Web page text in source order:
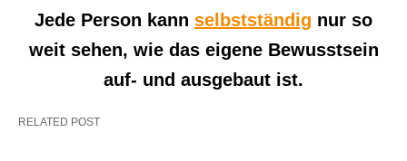
Jede Person kann selbstständig nur so
weit sehen, wie das eigene Bewusstsein
auf- und ausgebaut ist.
RELATED POST